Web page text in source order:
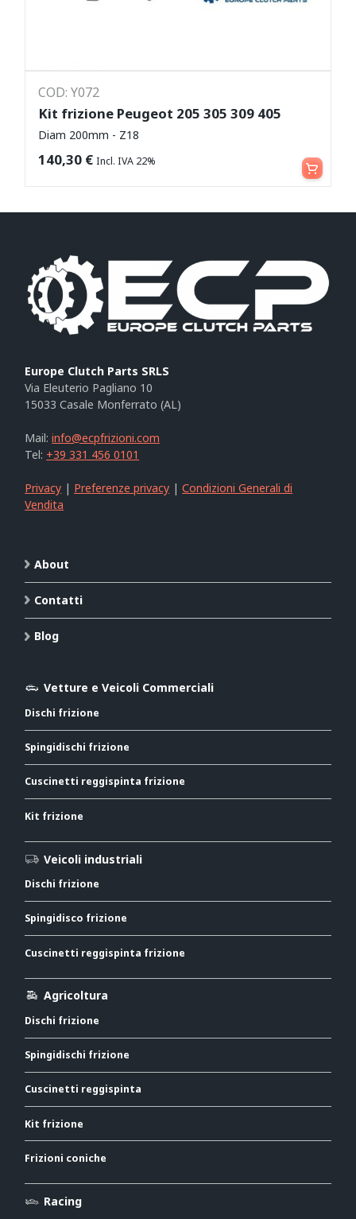
COD: Y072
Kit frizione Peugeot 205 305 309 405
Diam 200mm - Z18
140,30 € Incl. IVA 22% Aggiungi al carrello
Europe Clutch Parts SRLS
Via Eleuterio Pagliano 10
15033 Casale Monferrato (AL)
Mail:info@ecpfrizioni.com
Tel: +39 331 456 0101
Privacy | Preferenze privacy |Condizioni Generali di
Vendita
About
Contatti
Blog
Vetture e Veicoli Commerciali
Dischi frizione
Spingidischi frizione
Cuscinetti reggispinta frizione
Kit frizione
Veicoli industriali
Dischi frizione
Spingidisco frizione
Cuscinetti reggispinta frizione
Agricoltura
Dischi frizione
Spingidischi frizione
Cuscinetti reggispinta
Kit frizione
Frizioni coniche
Racing